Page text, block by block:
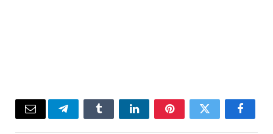
فيسبوكتويتر بينتيريستلينكدإن Tumblr تيلقرامالبريد